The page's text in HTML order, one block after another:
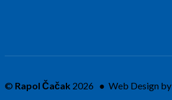
© Rapol Čačak 2026 ● Web Design by